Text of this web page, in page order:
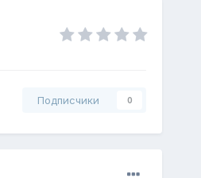
Подписчики 0